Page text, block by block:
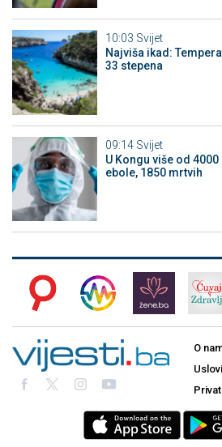
10:03 Svijet
Najviša ikad:
33 stepena
09:14 Svijet
U Kongu više od
ebole, 1850 mrtvih
O
Uslovi